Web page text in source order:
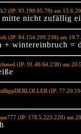
(IP: 93.199.95.79) am
mitte nicht zufällig
(IP: 84.154.209.238) am
+ wintereinbruch =
(IP: 91.46.64.238) am
(IP:
(IP: 178.5.223.220) am